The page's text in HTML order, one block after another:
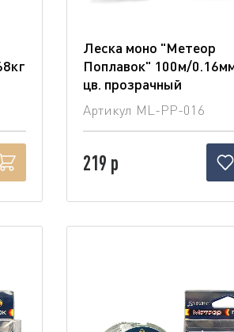
Леска моно "Метеор
Поплавок" 100м/
цв. прозрачный
Артикул ML-PP-016
219 р